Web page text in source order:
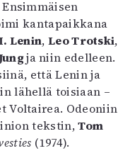
kantapaikkana
Lenin, Leo Trotski,
ja niin edelleen.
että Lenin ja
lähellä toisiaan –
Voltairea. Odeoniin
tekstin,Tom
(1974).